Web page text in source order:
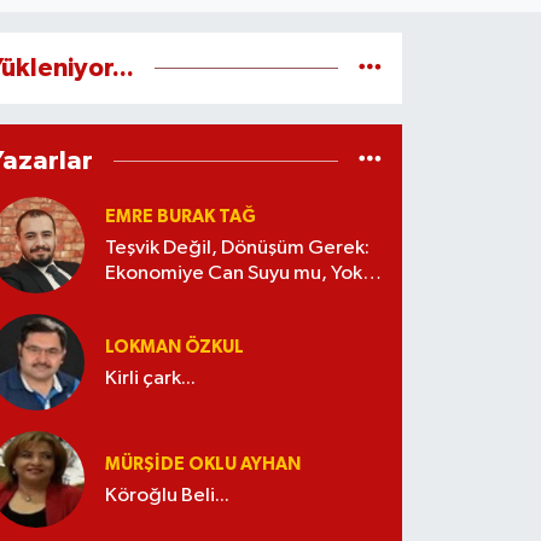
EMRE BURAK TAĞ
Teşvik Değil, Dönüşüm Gerek:
Ekonomiye Can Suyu mu, Yoksa
LOKMAN ÖZKUL
Kirli çark...
MÜRŞIDE OKLU AYHAN
Köroğlu Beli...